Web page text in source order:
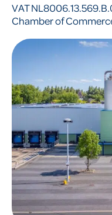
VAT
Chamber of